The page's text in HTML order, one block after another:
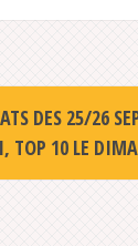
DES 25/26
TOP 10 LE